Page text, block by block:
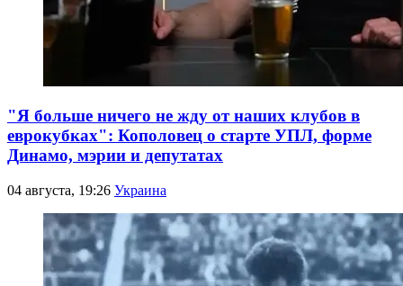
"Я больше ничего не жду от наших клубов в
еврокубках": Кополовец о старте УПЛ, форме
Динамо, мэрии и депутатах
04 августа, 19:26 Украина